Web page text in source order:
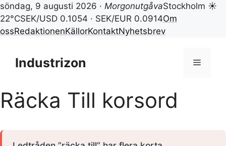
söndag, 9 augusti 2026 · MorgonutgåvaStockholm ☀
22°CSEK/USD 0.1054 · SEK/EUR 0.0914Om
ossRedaktionenKällorKontaktNyhetsbrev
innehållIndustrizon Meny
Räcka Till korsord